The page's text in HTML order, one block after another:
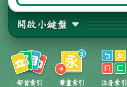
開啟小鍵盤
部首索引 筆畫索引 注音索引